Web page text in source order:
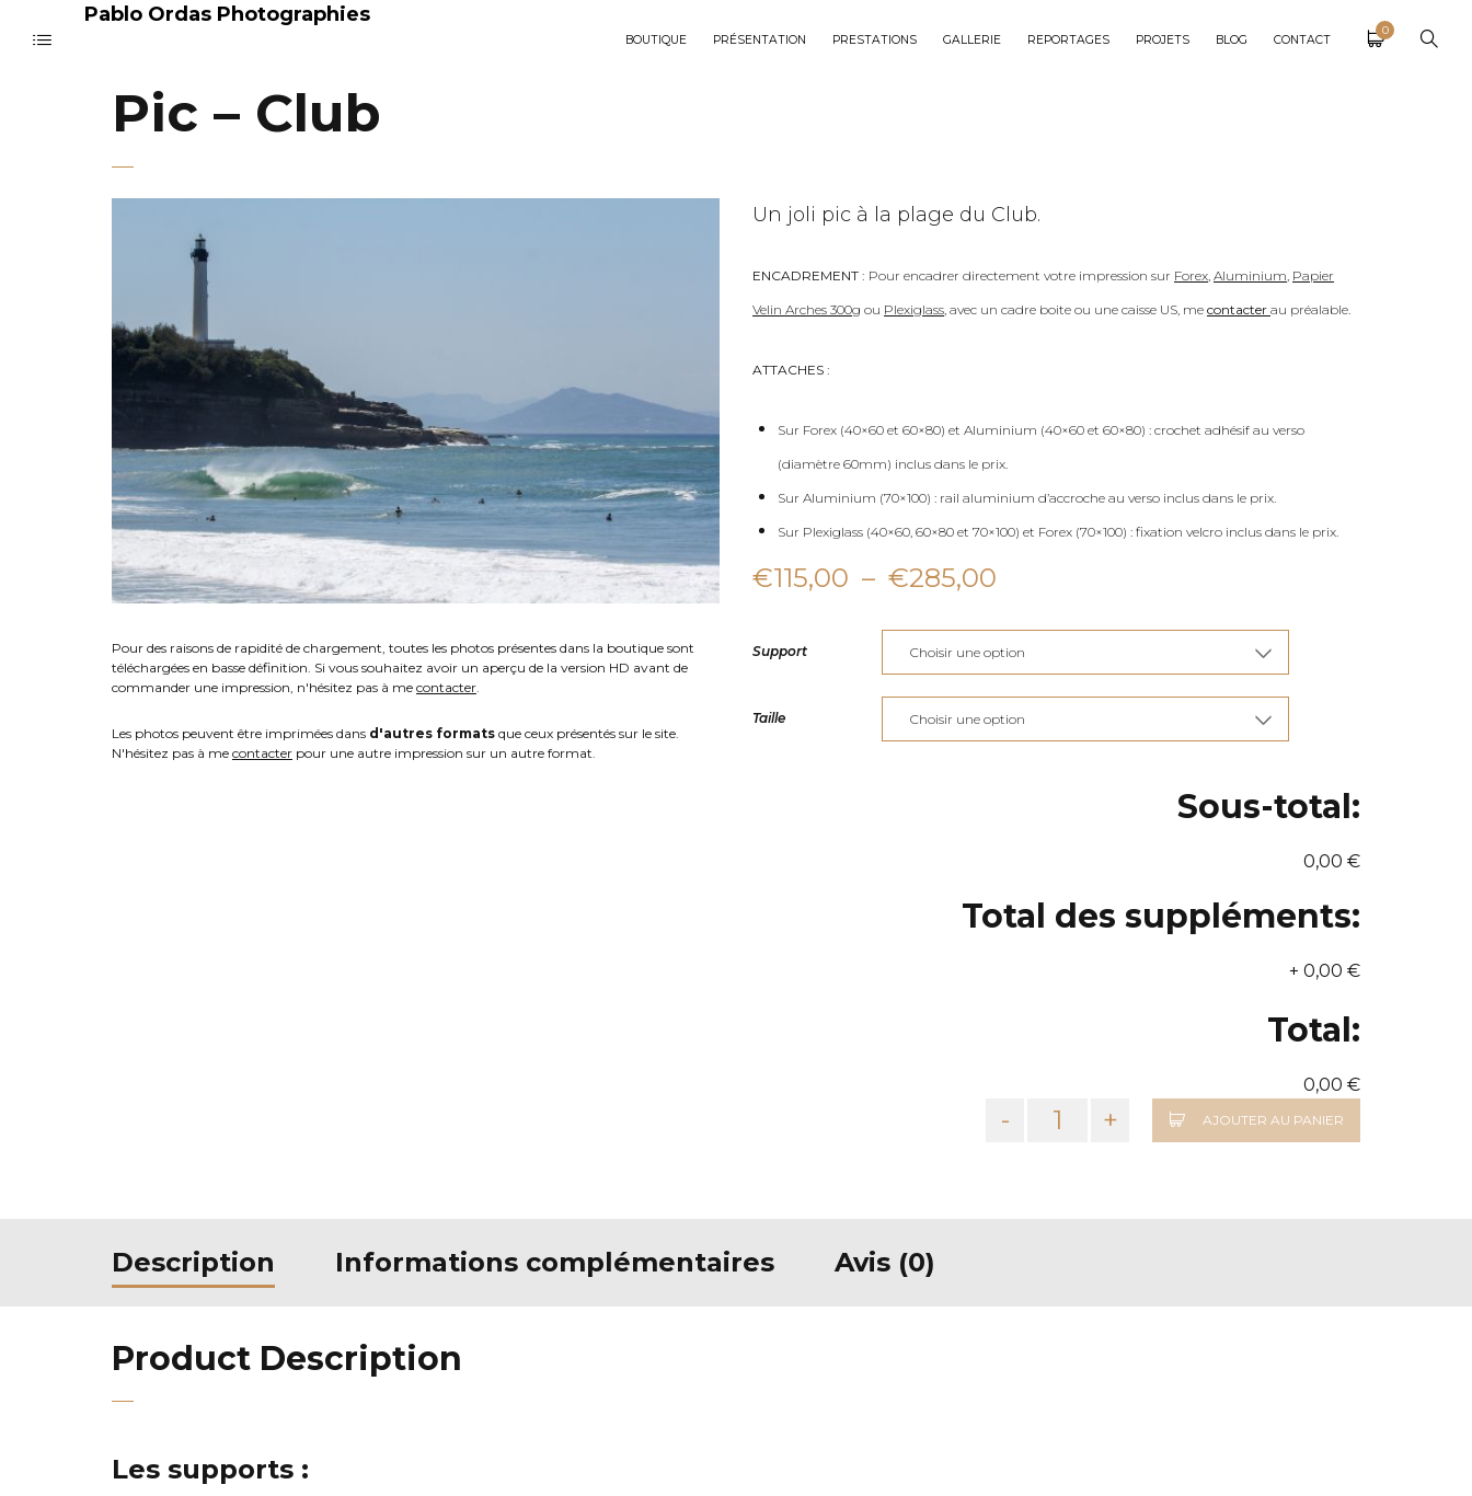
Pablo Ordas Photographies
BOUTIQUE PRÉSENTATION PRESTATIONS GALLERIE REPORTAGES PROJETS BLOG CONTACT
0
Pic – Club
Pour des raisons de rapidité de chargement, toutes les photos présentes dans la boutique sont
téléchargées en basse définition. Si vous souhaitez avoir un aperçu de la version HD avant de
commander une impression, n'hésitez pas à me contacter.
Les photos peuvent être imprimées dans d'autres formats que ceux présentés sur le site.
N'hésitez pas à me contacter pour une autre impression sur un autre format.
Un joli pic à la plage du Club.
ENCADREMENT : Pour encadrer directement votre impression sur Forex, Aluminium, Papier
Velin Arches 300g ou Plexiglass, avec un cadre boite ou une caisse US, me contacter au préalable.
ATTACHES :
Sur Forex (40×60 et 60×80) et Aluminium (40×60 et 60×80) : crochet adhésif au verso
(diamètre 60mm) inclus dans le prix.
Sur Aluminium (70×100) : rail aluminium d’accroche au verso inclus dans le prix.
Sur Plexiglass (40×60, 60×80 et 70×100) et Forex (70×100) : fixation velcro inclus dans le prix.
€115,00 – €285,00
prix :
€115,00
à
Support
Taille
Sous-total:
0,00 €
Total des suppléments:
+ 0,00 €
Total:
0,00 €
- + AJOUTER AU PANIER
Description Informations complémentaires Avis (0)
Product Description
Les supports :